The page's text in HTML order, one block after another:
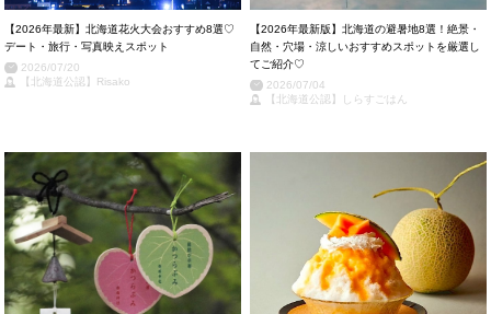
【2026年最新】北海道花火大会おすすめ8選♡
デート・旅行・写真映えスポット
2026/07/20
【北海道公認】Risako
【2026年最新版】北海道の避暑地8選！絶景・
自然・穴場・涼しいおすすめスポットを厳選し
てご紹介♡
2026/07/04
【北海道公認】しらすごはん